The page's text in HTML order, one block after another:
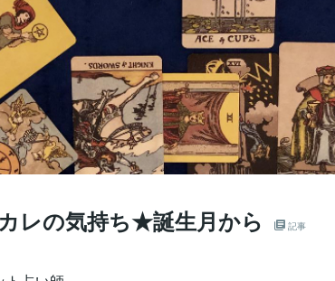
レの気持ち★誕生月から 記事